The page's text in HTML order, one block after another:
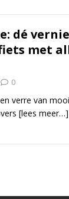
dé
met
0
verre van
[lees meer…]